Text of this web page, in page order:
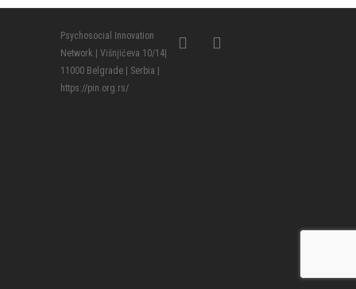
Psychosocial Innovation
Network | Višnjićeva 10/14|
11000 Belgrade | Serbia |
https://pin.org.rs/